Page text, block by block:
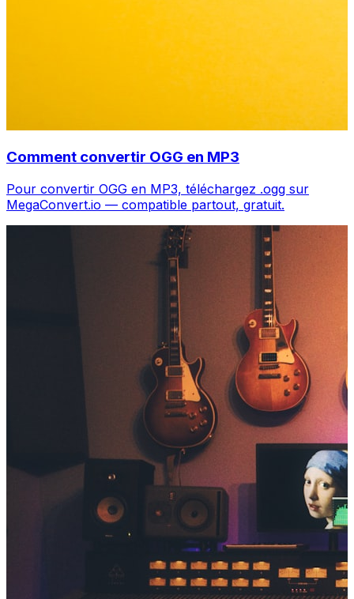
Comment convertir OGG en MP3
Pour convertir OGG en MP3, téléchargez .ogg sur
MegaConvert.io — compatible partout, gratuit.